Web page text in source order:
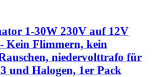
1-30W 230V auf 12V
Kein Flimmern, kein
niedervolttrafo für
und Halogen, 1er Pack